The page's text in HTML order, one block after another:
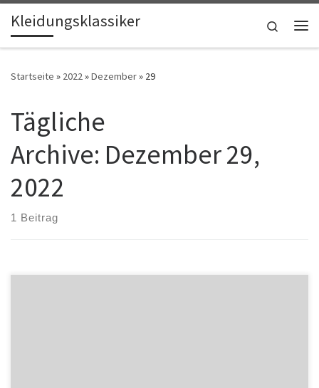
Zum Inhalt springen
Kleidungsklassiker
Search
Startseite » 2022»Dezember» 29
Tägliche
Archive: Dezember 29,
2022
1 Beitrag